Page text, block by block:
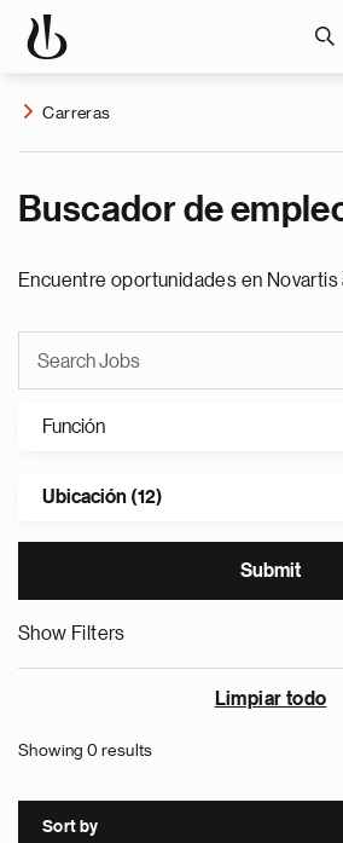
Carreras
Buscador de
Encuentre oportunidades en Novartis
Función
Ubicación (12)
Show Filters
Limpiar todo
Showing 0 results
Sort by